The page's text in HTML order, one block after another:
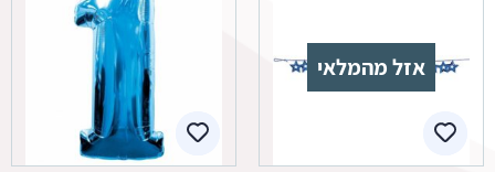
אזל מהמלאי